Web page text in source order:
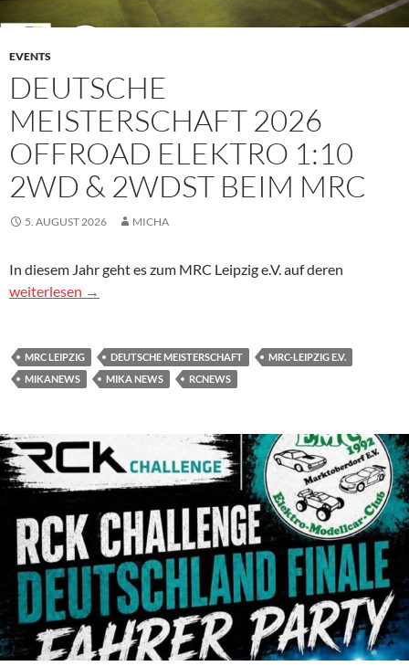
EVENTS
DEUTSCHE
MEISTERSCHAFT 2026
OFFROAD ELEKTRO 1:10
2WD & 2WDST BEIM MRC
5. AUGUST 2026 MICHA
In diesem Jahr geht es zum MRC Leipzig e.V. auf deren
Deutsche Meisterschaft 2026 Offroad Elektro 1:10 2WD &
weiterlesen →
MRC LEIPZIG DEUTSCHE MEISTERSCHAFT
MRC-LEIPZIG E.V.
MIKANEWS
MIKA NEWS RCNEWS